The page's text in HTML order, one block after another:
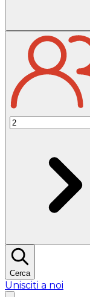
Cerca
Unisciti a noi